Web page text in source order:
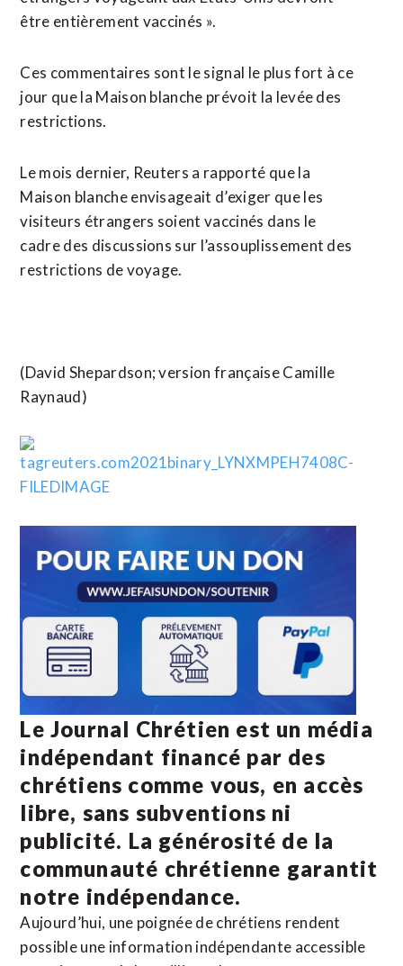
être entièrement vaccinés ».
Ces commentaires sont le signal le plus fort à ce
jour que la Maison blanche prévoit la levée des
restrictions.
Le mois dernier, Reuters a rapporté que la
Maison blanche envisageait d’exiger que les
visiteurs étrangers soient vaccinés dans le
cadre des discussions sur l’assouplissement des
restrictions de voyage.
(David Shepardson; version française Camille
Raynaud)
Le Journal Chrétien est un média
indépendant financé par des
chrétiens comme vous, en accès
libre, sans subventions ni
publicité. La générosité de la
communauté chrétienne garantit
notre indépendance.
Aujourd’hui, une poignée de chrétiens rendent
possible une information indépendante accessible